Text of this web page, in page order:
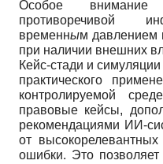
Особое
противоречивой
временным давлением
при наличии внешних
Кейс-стади и
практического
контролируемой
правовые кейсы,
рекомендациями ИИ-
от
ошибки. Это